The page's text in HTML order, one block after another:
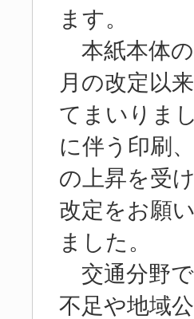
ます。
本紙本体
月の改定以
てまいりま
に伴う印刷
の上昇を受
改定をお願
ました。
交通分野
不足や地域